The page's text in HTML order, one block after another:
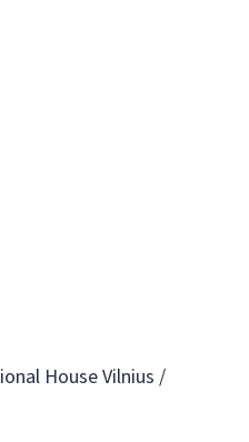
House Vilnius /